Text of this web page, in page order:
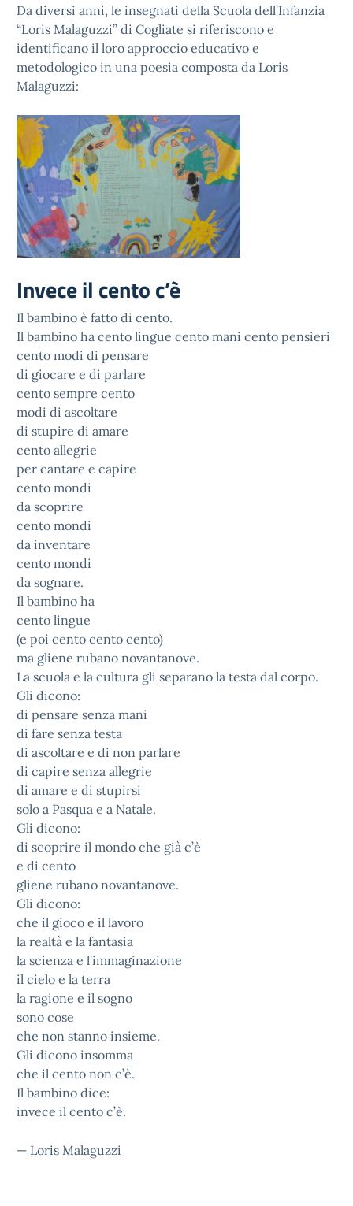
Da diversi anni, le insegnati della Scuola dell’Infanzia
“Loris Malaguzzi” di Cogliate si riferiscono e
identificano il loro approccio educativo e
metodologico in una poesia composta da Loris
Malaguzzi:
Invece il cento c’è
Il bambino è fatto di cento.
Il bambino ha cento lingue cento mani cento pensieri
cento modi di pensare
di giocare e di parlare
cento sempre cento
modi di ascoltare
di stupire di amare
cento allegrie
per cantare e capire
cento mondi
da scoprire
cento mondi
da inventare
cento mondi
da sognare.
Il bambino ha
cento lingue
(e poi cento cento cento)
ma gliene rubano novantanove.
La scuola e la cultura gli separano la testa dal corpo.
Gli dicono:
di pensare senza mani
di fare senza testa
di ascoltare e di non parlare
di capire senza allegrie
di amare e di stupirsi
solo a Pasqua e a Natale.
Gli dicono:
di scoprire il mondo che già c’è
e di cento
gliene rubano novantanove.
Gli dicono:
che il gioco e il lavoro
la realtà e la fantasia
la scienza e l’immaginazione
il cielo e la terra
la ragione e il sogno
sono cose
che non stanno insieme.
Gli dicono insomma
che il cento non c’è.
Il bambino dice:
invece il cento c’è.
— Loris Malaguzzi